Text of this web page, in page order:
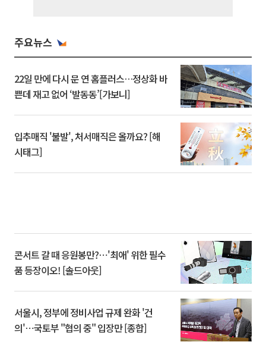
주요뉴스
22일 만에 다시 문 연 홈플러스…정상화 바
쁜데 재고 없어 ‘발동동’[가보니]
입추매직 '불발', 처서매직은 올까요? [해
시태그]
콘서트 갈 때 응원봉만?⋯'최애' 위한 필수
품 등장이오! [솔드아웃]
서울시, 정부에 정비사업 규제 완화 '건
의'⋯국토부 "협의 중" 입장만 [종합]